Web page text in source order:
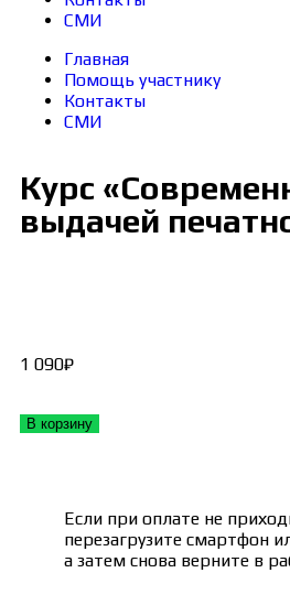
СМИ
Главная
Помощь участнику
Контакты
СМИ
Курс
выдачей
1 090₽
В корзину
Если при оплате не
перезагрузите смартфон
а затем снова верните в